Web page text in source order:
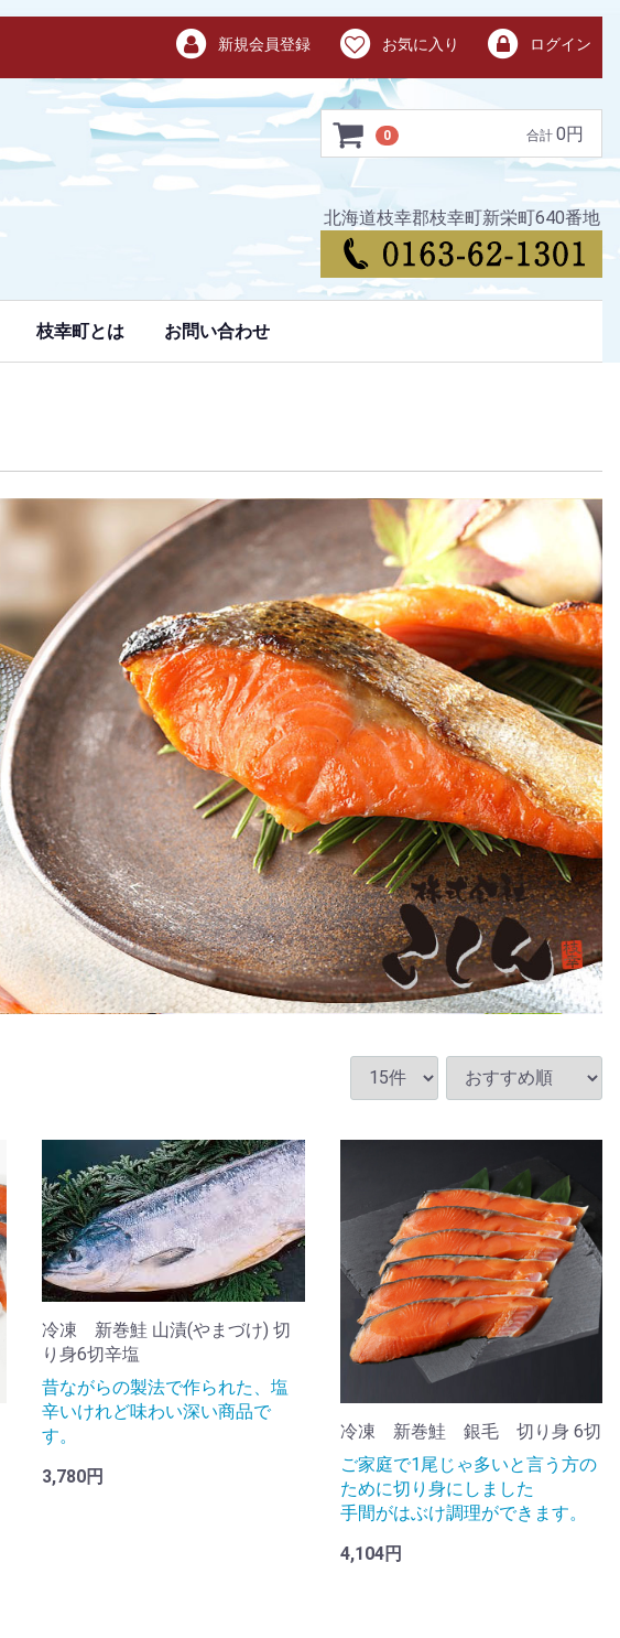
新規会員登録 お気に入り ログイン
0 合計 0円
北海道枝幸郡枝幸町新栄町640番地
枝幸町とは お問い合わせ
冷凍 新巻鮭 山漬(やまづけ) 切
り身6切辛塩
昔ながらの製法で作られた、塩
辛いけれど味わい深い商品で
す。
3,780円
冷凍 新巻鮭 銀毛 切り身 6切
ご家庭で1尾じゃ多いと言う方の
ために切り身にしました
手間がはぶけ調理ができます。
4,104円